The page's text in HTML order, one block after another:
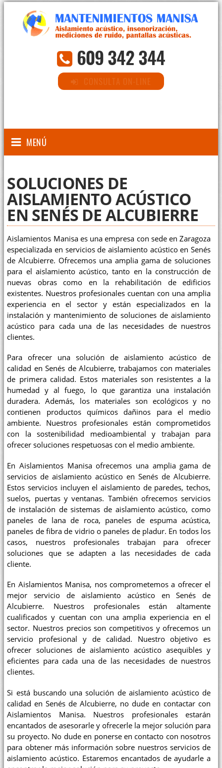
609 342 344
CONSULTA ON-LINE
MENÚ
SOLUCIONES DE
AISLAMIENTO ACÚSTICO
EN SENÉS DE ALCUBIERRE
Aislamientos Manisa es una empresa con sede en Zaragoza
especializada en servicios de aislamiento acústico en Senés
de Alcubierre. Ofrecemos una amplia gama de soluciones
para el aislamiento acústico, tanto en la construcción de
nuevas obras como en la rehabilitación de edificios
existentes. Nuestros profesionales cuentan con una amplia
experiencia en el sector y están especializados en la
instalación y mantenimiento de soluciones de aislamiento
acústico para cada una de las necesidades de nuestros
clientes.
Para ofrecer una solución de aislamiento acústico de
calidad en Senés de Alcubierre, trabajamos con materiales
de primera calidad. Estos materiales son resistentes a la
humedad y al fuego, lo que garantiza una instalación
duradera. Además, los materiales son ecológicos y no
contienen productos químicos dañinos para el medio
ambiente. Nuestros profesionales están comprometidos
con la sostenibilidad medioambiental y trabajan para
ofrecer soluciones respetuosas con el medio ambiente.
En Aislamientos Manisa ofrecemos una amplia gama de
servicios de aislamiento acústico en Senés de Alcubierre.
Estos servicios incluyen el aislamiento de paredes, techos,
suelos, puertas y ventanas. También ofrecemos servicios
de instalación de sistemas de aislamiento acústico, como
paneles de lana de roca, paneles de espuma acústica,
paneles de fibra de vidrio o paneles de pladur. En todos los
casos, nuestros profesionales trabajan para ofrecer
soluciones que se adapten a las necesidades de cada
cliente.
En Aislamientos Manisa, nos comprometemos a ofrecer el
mejor servicio de aislamiento acústico en Senés de
Alcubierre. Nuestros profesionales están altamente
cualificados y cuentan con una amplia experiencia en el
sector. Nuestros precios son competitivos y ofrecemos un
servicio profesional y de calidad. Nuestro objetivo es
ofrecer soluciones de aislamiento acústico asequibles y
eficientes para cada una de las necesidades de nuestros
clientes.
Si está buscando una solución de aislamiento acústico de
calidad en Senés de Alcubierre, no dude en contactar con
Aislamientos Manisa. Nuestros profesionales estarán
encantados de asesorarle y ofrecerle la mejor solución para
su proyecto. No dude en ponerse en contacto con nosotros
para obtener más información sobre nuestros servicios de
aislamiento acústico. Estaremos encantados de ayudarle a